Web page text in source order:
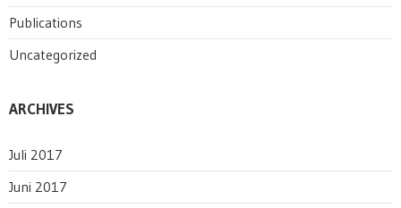
Publications
Uncategorized
ARCHIVES
Juli 2017
Juni 2017